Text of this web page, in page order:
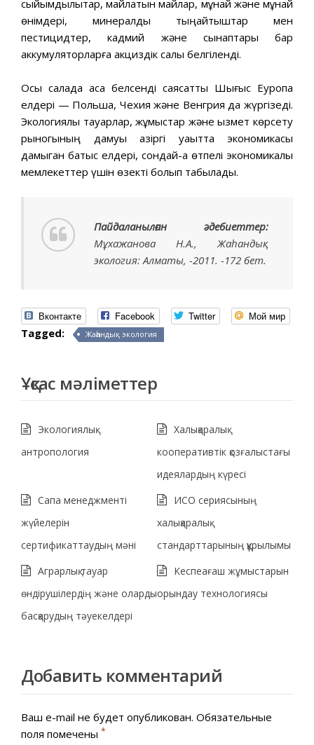
сыйымдылықтар, майлатын майлар, мұнай және мұнай
өнімдері, минералдық тыңайтқыштар мен
пестицидтер, кадмий және сынаптары бар
аккумуляторларға акциздік салық белгіленді.
Осы салада аса белсенді саясатты Шығыс Еуропа
елдері — Польша, Чехия және Венгрия да жүргізеді.
Экологиялық тауарлар, жұмыстар және қызмет көрсету
рыногының дамуы қазіргі уақытта экономикасы
дамыган батыс елдері, сондай-ақ өтпелі экономикалы
мемлекеттер үшін өзекті болып табылады.
Пайдаланылған әдебиеттер:
Мұхажанова Н.А., Жаһандық
экология: Алматы, -2011. -172 бет.
Вконтакте Facebook Twitter Мой мир
Tagged: Жаһандық экология
Ұқсас мәліметтер
Экологиялық
антропология
Халықаралық
кооперативтік қозғалыстағы
идеялардың күресі
Сапа менеджменті
жүйелерін
сертификаттаудың мәні
ИСО сериясының
халықаралық
стандарттарының құрылымы
Аграрлық тауар
өндірушілердің және оларды
басқарудың тәуекелдері
Кеспеағаш жұмыстарын
орындау технологиясы
Добавить комментарий
Ваш e-mail не будет опубликован. Обязательные
поля помечены *